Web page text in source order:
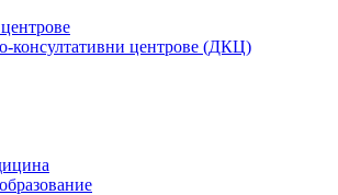
консултативни центрове (ДКЦ)